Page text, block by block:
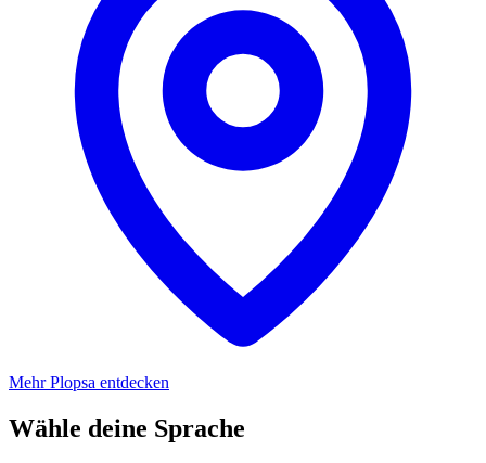
Mehr Plopsa entdecken
Wähle deine Sprache